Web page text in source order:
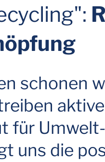
schonen
für
uns die